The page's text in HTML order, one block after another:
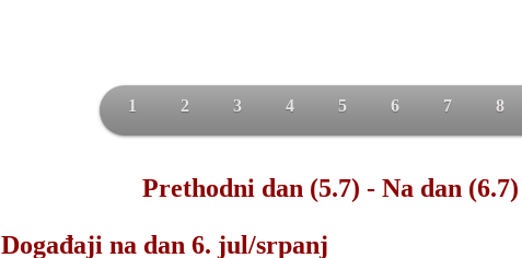
1 2 3 4 5 6 7 8
Prethodni dan (5.7) - Na dan (6.7)
Događaji na dan 6. jul/srpanj